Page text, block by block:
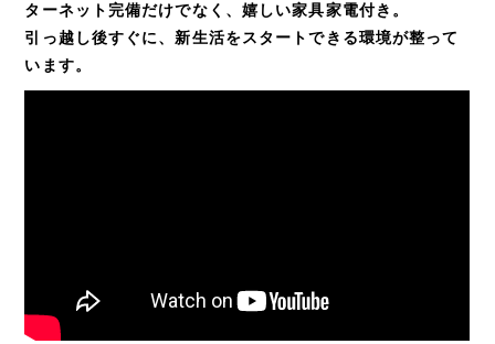
ターネット完備だけでなく、嬉しい家具家電付き。
引っ越し後すぐに、新生活をスタートできる環境が整って
います。